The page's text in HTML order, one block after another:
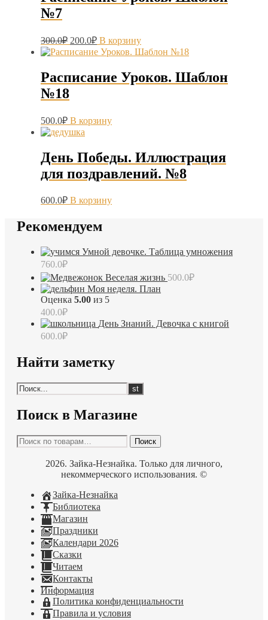
№7
300.0₽ Первоначальная
цена
составляла
200.0₽Текущая
цена:
В корзину
Расписание Уроков. Шаблон
№18
500.0₽ В корзину
День Победы. Иллюстрация
для поздравлений. №8
600.0₽ В корзину
Рекомендуем
Умной девочке. Таблица умножения
760.0₽
Веселая жизнь 500.0₽
Моя неделя. План
Оценка 5.00 из 5
400.0₽
День Знаний. Девочка с книгой
600.0₽
Найти заметку
Поиск в Магазине
Искать: Поиск
2026. Зайка-Незнайка. Только для личного,
некоммерческого использования. ©
Зайка-Незнайка
Библиотека
Магазин
Праздники
Календари 2026
Сказки
Читаем
Контакты
Информация
Политика конфиденциальности
Правила и условия